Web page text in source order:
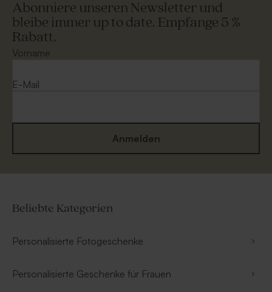
Abonniere unseren Newsletter und
bleibe immer up to date. Empfange 5 %
Rabatt.
Vorname
E-Mail
Anmelden
Beliebte Kategorien
Personalisierte Fotogeschenke
Personalisierte Geschenke für Frauen